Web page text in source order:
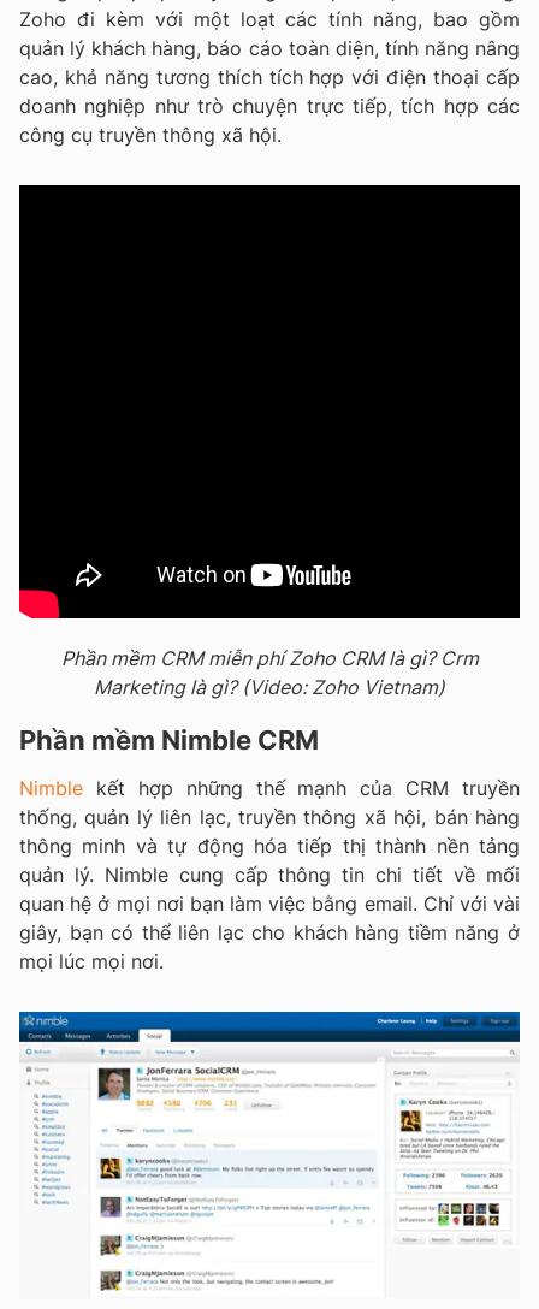
Zoho đi kèm với một loạt các tính năng, bao gồm
quản lý khách hàng, báo cáo toàn diện, tính năng nâng
cao, khả năng tương thích tích hợp với điện thoại cấp
doanh nghiệp như trò chuyện trực tiếp, tích hợp các
công cụ truyền thông xã hội.
Phần mềm CRM miễn phí Zoho CRM là gì? Crm
Marketing là gì? (Video: Zoho Vietnam)
Phần mềm Nimble CRM
Nimble kết hợp những thế mạnh của CRM truyền
thống, quản lý liên lạc, truyền thông xã hội, bán hàng
thông minh và tự động hóa tiếp thị thành nền tảng
quản lý. Nimble cung cấp thông tin chi tiết về mối
quan hệ ở mọi nơi bạn làm việc bằng email. Chỉ với vài
giây, bạn có thể liên lạc cho khách hàng tiềm năng ở
mọi lúc mọi nơi.